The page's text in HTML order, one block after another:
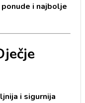
i najbolje
i sigurnija